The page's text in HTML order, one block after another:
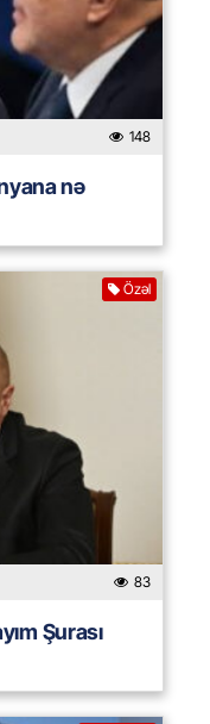
148
nə
Özəl
83
Şurası